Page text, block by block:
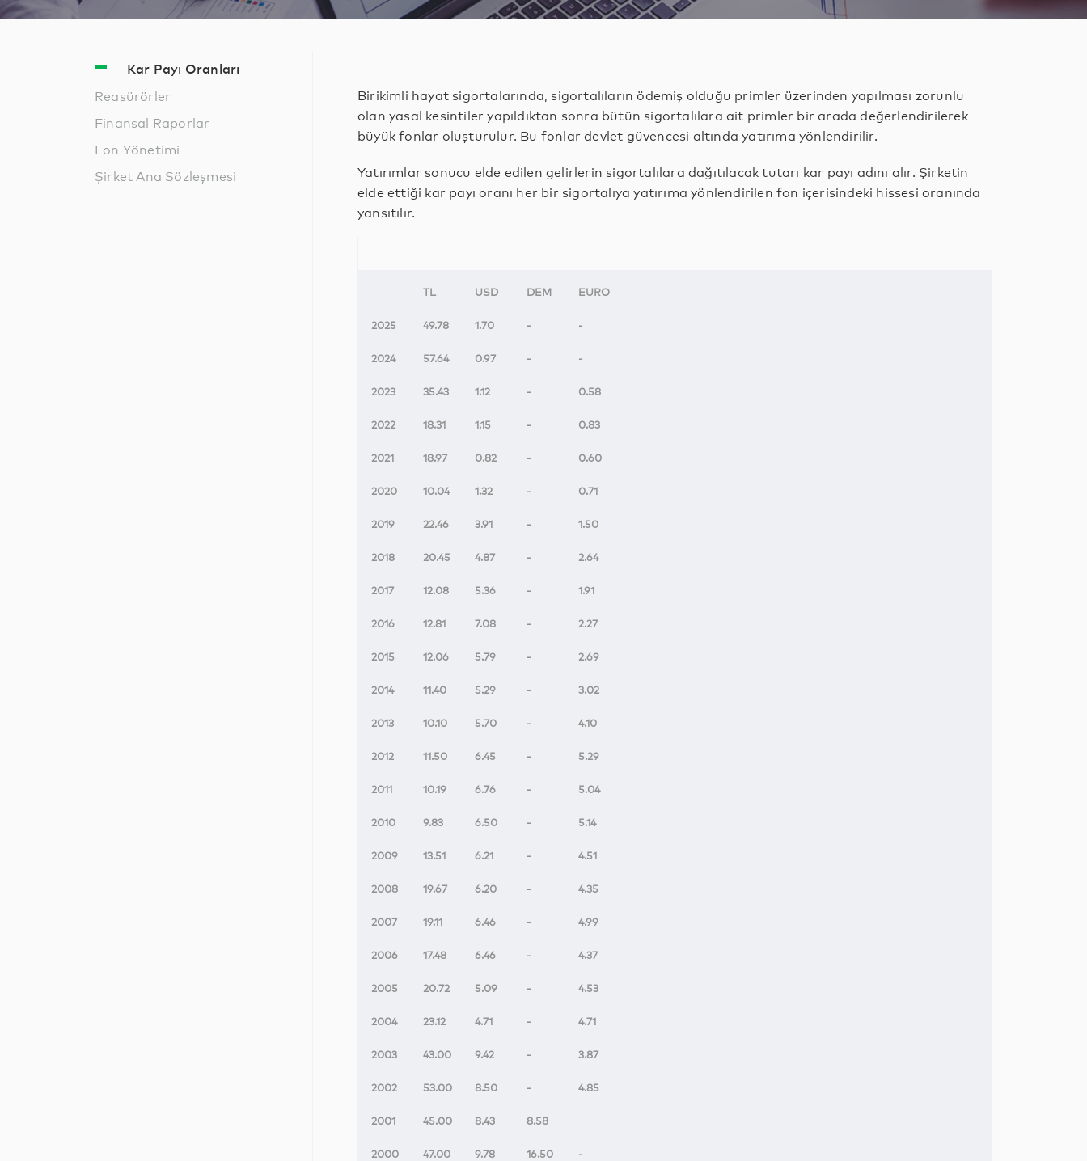
Kar Payı Oranları
Reasürörler
Finansal Raporlar
Fon Yönetimi
Şirket Ana Sözleşmesi
Birikimli hayat sigortalarında, sigortalıların ödemiş olduğu primler üzerinden yapılması zorunlu
olan yasal kesintiler yapıldıktan sonra bütün sigortalılara ait primler bir arada değerlendirilerek
büyük fonlar oluşturulur. Bu fonlar devlet güvencesi altında yatırıma yönlendirilir.
Yatırımlar sonucu elde edilen gelirlerin sigortalılara dağıtılacak tutarı kar payı adını alır. Şirketin
elde ettiği kar payı oranı her bir sigortalıya yatırıma yönlendirilen fon içerisindeki hissesi oranında
yansıtılır.
TL USD DEM EURO
2025 49.78 1.70 - -
2024 57.64 0.97 - -
2023 35.43 1.12 - 0.58
2022 18.31 1.15 - 0.83
2021 18.97 0.82 - 0.60
2020 10.04 1.32 - 0.71
2019 22.46 3.91 - 1.50
2018 20.45 4.87 - 2.64
2017 12.08 5.36 - 1.91
2016 12.81 7.08 - 2.27
2015 12.06 5.79 - 2.69
2014 11.40 5.29 - 3.02
2013 10.10 5.70 - 4.10
2012 11.50 6.45 - 5.29
2011 10.19 6.76 - 5.04
2010 9.83 6.50 - 5.14
2009 13.51 6.21 - 4.51
2008 19.67 6.20 - 4.35
2007 19.11 6.46 - 4.99
2006 17.48 6.46 - 4.37
2005 20.72 5.09 - 4.53
2004 23.12 4.71 - 4.71
2003 43.00 9.42 - 3.87
2002 53.00 8.50 - 4.85
2001 45.00 8.43 8.58
2000 47.00 9.78 16.50 -